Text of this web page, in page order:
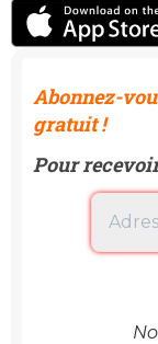
Abonnez-
gratuit !
Pour